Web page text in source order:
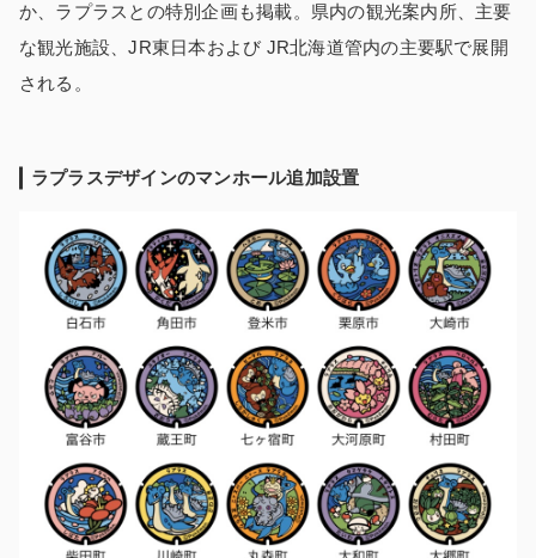
か、ラプラスとの特別企画も掲載。県内の観光案内所、主要
な観光施設、JR東日本および JR北海道管内の主要駅で展開
される。
ラプラスデザインのマンホール追加設置